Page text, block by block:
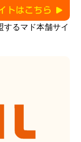
するマド本舗サイ